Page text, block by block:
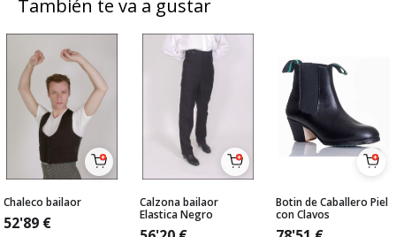
También te va a gustar
Chaleco bailaor
52'89 €
Calzona bailaor
Elastica Negro
Botin de Caballero Piel
con Clavos